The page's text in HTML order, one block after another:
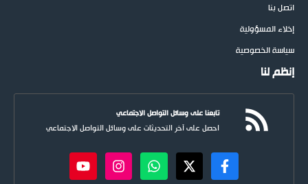
اتصل بنا
إخلاء المسؤولية
سياسة الخصوصية
إنظم لنا
تابعنا على وسائل التواصل الاجتماعي
احصل على آخر التحديثات على وسائل التواصل الاجتماعي